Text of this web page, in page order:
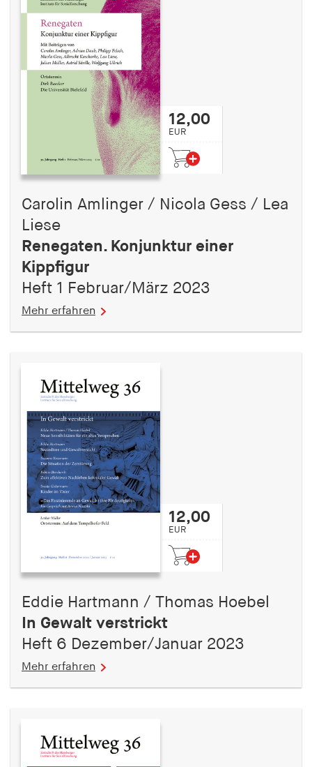
12,00
EUR
Carolin Amlinger / Nicola Gess / Lea
Liese
Renegaten. Konjunktur einer
Kippfigur
Heft 1 Februar/März 2023
Mehr erfahren
12,00
EUR
Eddie Hartmann / Thomas Hoebel
In Gewalt verstrickt
Heft 6 Dezember/Januar 2023
Mehr erfahren